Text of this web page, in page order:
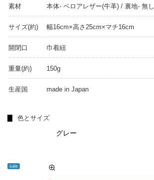
素材 本体- ベロアレザー(牛革) / 裏地- 無し
サイズ(約) 幅16cm×高さ25cm×マチ16cm
開閉口 巾着紐
重量(約) 150g
生産国 made in Japan
色とサイズ
sale
グレー